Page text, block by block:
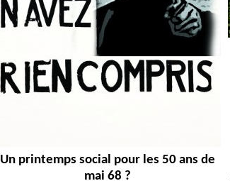
Un printemps social pour les 50 ans de
mai 68 ?